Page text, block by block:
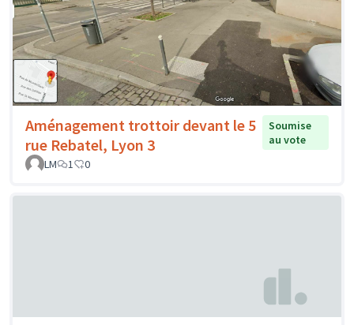
Aménagement trottoir devant le 5
rue Rebatel, Lyon 3
Soumise
au vote
LM
1 0